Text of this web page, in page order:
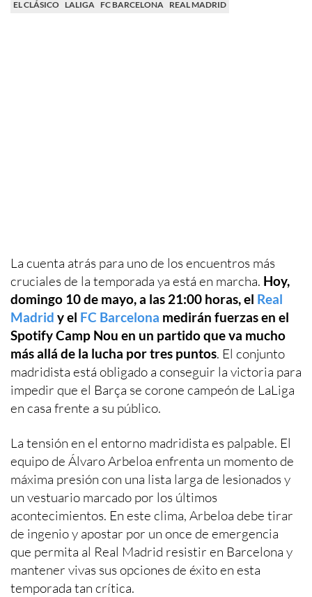
EL CLÁSICO LALIGA FC BARCELONA REAL MADRID
La cuenta atrás para uno de los encuentros más
cruciales de la temporada ya está en marcha. Hoy,
domingo 10 de mayo, a las 21:00 horas, el Real
Madrid y el FC Barcelona medirán fuerzas en el
Spotify Camp Nou en un partido que va mucho
más allá de la lucha por tres puntos. El conjunto
madridista está obligado a conseguir la victoria para
impedir que el Barça se corone campeón de LaLiga
en casa frente a su público.
La tensión en el entorno madridista es palpable. El
equipo de Álvaro Arbeloa enfrenta un momento de
máxima presión con una lista larga de lesionados y
un vestuario marcado por los últimos
acontecimientos. En este clima, Arbeloa debe tirar
de ingenio y apostar por un once de emergencia
que permita al Real Madrid resistir en Barcelona y
mantener vivas sus opciones de éxito en esta
temporada tan crítica.